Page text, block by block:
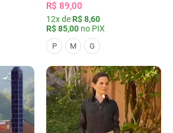
R$ 89,00
12x de R$ 8,60
R$ 85,00 no PIX
P M G